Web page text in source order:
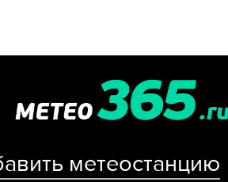
метеостанцию